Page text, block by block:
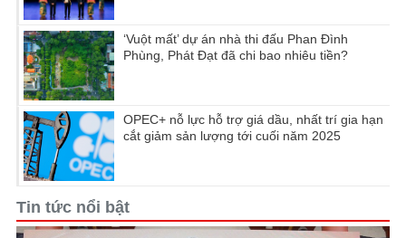
‘Vuột mất’ dự án nhà thi đấu Phan Đình
Phùng, Phát Đạt đã chi bao nhiêu tiền?
OPEC+ nỗ lực hỗ trợ giá dầu, nhất trí gia hạn
cắt giảm sản lượng tới cuối năm 2025
Tin tức nổi bật